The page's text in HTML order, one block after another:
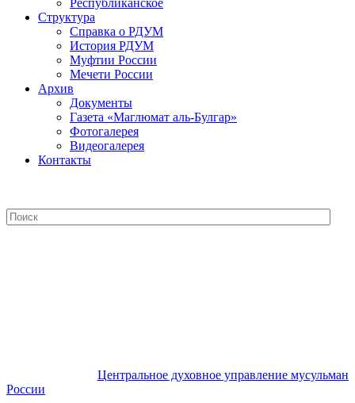
Республиканское
Структура
Справка о РДУМ
История РДУМ
Муфтии России
Мечети России
Архив
Документы
Газета «Маглюмат аль-Булгар»
Фотогалерея
Видеогалерея
Контакты
Центральное духовное управление мусульман
России